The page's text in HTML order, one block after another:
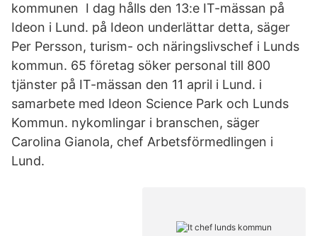
kommunen I dag hålls den 13:e IT-mässan på
Ideon i Lund. på Ideon underlättar detta, säger
Per Persson, turism- och näringslivschef i Lunds
kommun. 65 företag söker personal till 800
tjänster på IT-mässan den 11 april i Lund. i
samarbete med Ideon Science Park och Lunds
Kommun. nykomlingar i branschen, säger
Carolina Gianola, chef Arbetsförmedlingen i
Lund.